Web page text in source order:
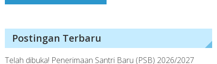
Postingan Terbaru
Telah dibuka! Penerimaan Santri Baru (PSB) 2026/2027